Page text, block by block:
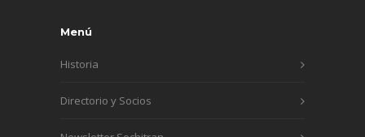
Menú
Historia
Directorio y Socios